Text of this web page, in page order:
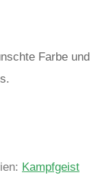
Farbe und
Kampfgeist